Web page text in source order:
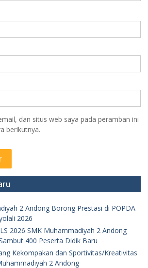
dan situs web saya pada peramban ini
berikutnya.
2 Andong Borong Prestasi di POPDA
2026
2026 SMK Muhammadiyah 2 Andong
400 Peserta Didik Baru
Kekompakan dan Sportivitas/Kreativitas
2 Andong